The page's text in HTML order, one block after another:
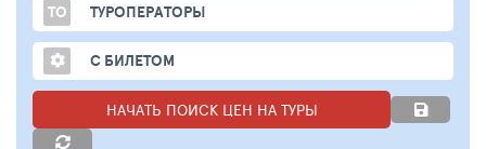
ТО ТУРОПЕРАТОРЫ
С БИЛЕТОМ
НАЧАТЬ ПОИСК ЦЕН НА ТУРЫ